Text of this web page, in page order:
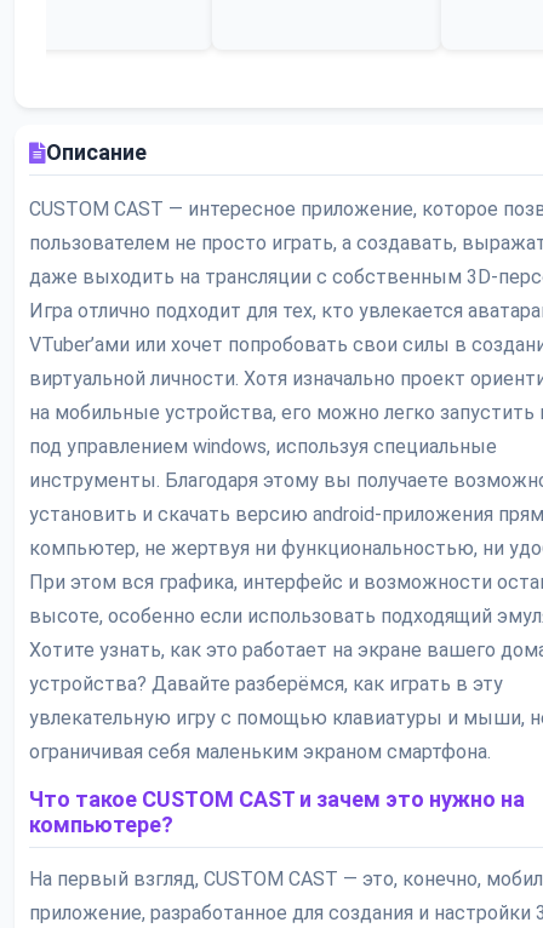
Описание
CUSTOM CAST — интересное приложение, которое
пользователем не просто играть, а создавать,
даже выходить на трансляции с собственным 3D-
Игра отлично подходит для тех, кто увлекается
VTuber’ами или хочет попробовать свои силы в
виртуальной личности. Хотя изначально проект
на мобильные устройства, его можно легко запустить
под управлением windows, используя специальные
инструменты. Благодаря этому вы получаете
установить и скачать версию android-приложения
компьютер, не жертвуя ни функциональностью, ни
При этом вся графика, интерфейс и возможности
высоте, особенно если использовать подходящий
Хотите узнать, как это работает на экране вашего
устройства? Давайте разберёмся, как играть в эту
увлекательную игру с помощью клавиатуры и мыши,
ограничивая себя маленьким экраном смартфона.
Что такое CUSTOM CAST и зачем это нужно на
компьютере?
На первый взгляд, CUSTOM CAST — это, конечно,
приложение, разработанное для создания и настройки